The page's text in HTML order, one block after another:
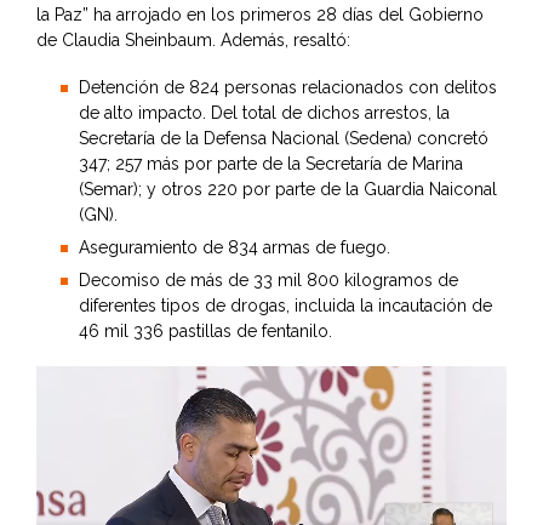
la Paz” ha arrojado en los primeros 28 días del Gobierno
de Claudia Sheinbaum. Además, resaltó:
Detención de 824 personas relacionados con delitos
de alto impacto. Del total de dichos arrestos, la
Secretaría de la Defensa Nacional (Sedena) concretó
347; 257 más por parte de la Secretaría de Marina
(Semar); y otros 220 por parte de la Guardia Naiconal
(GN).
Aseguramiento de 834 armas de fuego.
Decomiso de más de 33 mil 800 kilogramos de
diferentes tipos de drogas, incluida la incautación de
46 mil 336 pastillas de fentanilo.